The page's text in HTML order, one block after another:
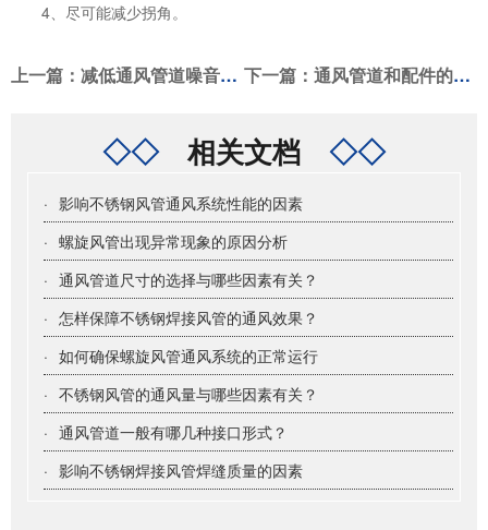
4、尽可能减少拐角。
上一篇 ：减低通风管道噪音的技巧介绍 下一篇 ：通风管道和配件的安装方法及要求
◇◇相关文档 ◇◇
· 影响不锈钢风管通风系统性能的因素
· 螺旋风管出现异常现象的原因分析
· 通风管道尺寸的选择与哪些因素有关？
· 怎样保障不锈钢焊接风管的通风效果？
· 如何确保螺旋风管通风系统的正常运行
· 不锈钢风管的通风量与哪些因素有关？
· 通风管道一般有哪几种接口形式？
· 影响不锈钢焊接风管焊缝质量的因素